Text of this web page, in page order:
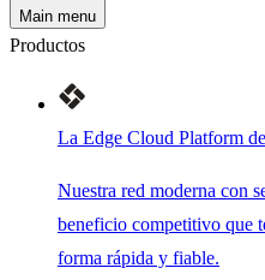
Main menu
Productos
La Edge Cloud Platform
Nuestra red moderna con
beneficio competitivo que
forma rápida y fiable.